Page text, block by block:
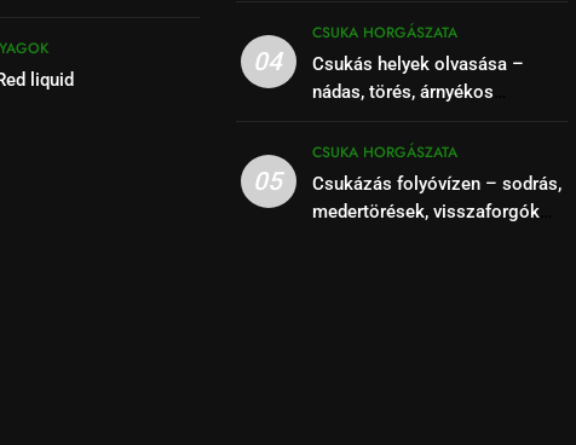
liquid
04
CSUKA HORGÁSZATA
Csukás helyek olvasása –
nádas, törés, árnyékos
05
CSUKA HORGÁSZATA
Csukázás folyóvízen – sodrás,
medertörések, visszaforgók